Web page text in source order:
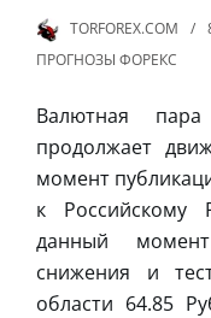
TORFOREX.COM
ПРОГНОЗЫ ФОРЕКС
Валютная
продолжает
момент
к Российскому
данный
снижения и
области 64.85